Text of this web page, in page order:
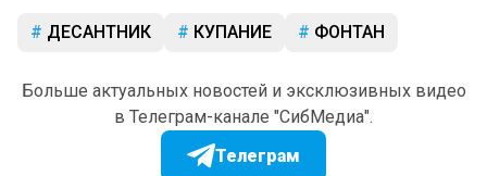
ДЕСАНТНИК КУПАНИЕ ФОНТАН
Больше актуальных новостей и эксклюзивных видео
в Телеграм-канале "СибМедиа".
Телеграм